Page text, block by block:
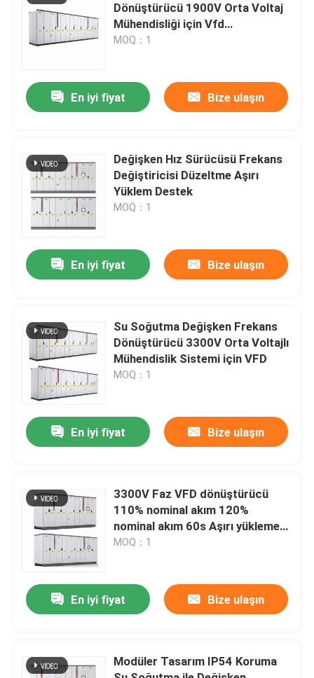
Evde
Videolar
Hakkımızda
Fabrika turu
Kalite Kontrolü
Bizimle İletişim
Haberler
VFD Değişken Frekans Sürücüsü
Dönüştürücü 1900V Orta Voltaj
Mühendisliği için Vfd
Dönüştürücü
MOQ：1
En iyi fiyat Bize ulaşın
Değişken Hız Sürücüsü Frekans
Değiştiricisi Düzeltme Aşırı
Yüklem Destek
MOQ：1
En iyi fiyat Bize ulaşın
Su Soğutma Değişken Frekans
Dönüştürücü 3300V Orta Voltajlı
Mühendislik Sistemi için VFD
MOQ：1
En iyi fiyat Bize ulaşın
3300V Faz VFD dönüştürücü
110% nominal akım 120%
nominal akım 60s Aşırı yükleme
eğrisi
MOQ：1
En iyi fiyat Bize ulaşın
Modüler Tasarım IP54 Koruma